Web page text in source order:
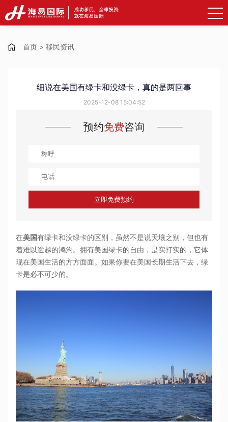
首页 > 移民资讯
细说在美国有绿卡和没绿卡，真的是两回事
2025-12-08 15:04:52
预约免费咨询
立即免费预约
在美国有绿卡和没绿卡的区别，虽然不是说天壤之别，但也有
着难以逾越的鸿沟。拥有美国绿卡的自由，是实打实的，它体
现在美国生活的方方面面。如果你要在美国长期生活下去，绿
卡是必不可少的。